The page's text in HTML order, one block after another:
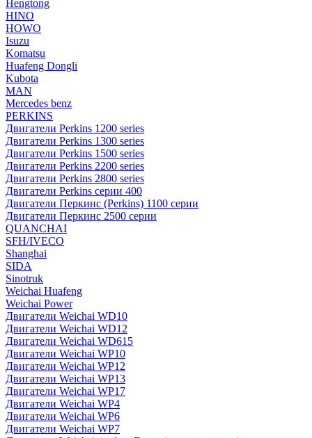
Hengtong
HINO
HOWO
Isuzu
Komatsu
Huafeng Dongli
Kubota
MAN
Mercedes benz
PERKINS
Двигатели Perkins 1200 series
Двигатели Perkins 1300 series
Двигатели Perkins 1500 series
Двигатели Perkins 2200 series
Двигатели Perkins 2800 series
Двигатели Perkins серии 400
Двигатели Перкинс (Perkins) 1100 серии
Двигатели Перкинс 2500 серии
QUANCHAI
SFH/IVECO
Shanghai
SIDA
Sinotruk
Weichai Huafeng
Weichai Power
Двигатели Weichai WD10
Двигатели Weichai WD12
Двигатели Weichai WD615
Двигатели Weichai WP10
Двигатели Weichai WP12
Двигатели Weichai WP13
Двигатели Weichai WP17
Двигатели Weichai WP4
Двигатели Weichai WP6
Двигатели Weichai WP7